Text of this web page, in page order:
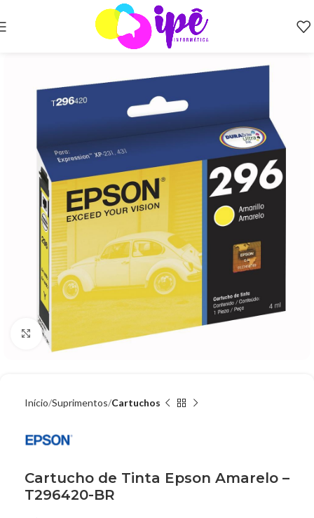
Clique para ampliar
Início Suprimentos Cartuchos
Cartucho de Tinta Epson Amarelo –
T296420-BR